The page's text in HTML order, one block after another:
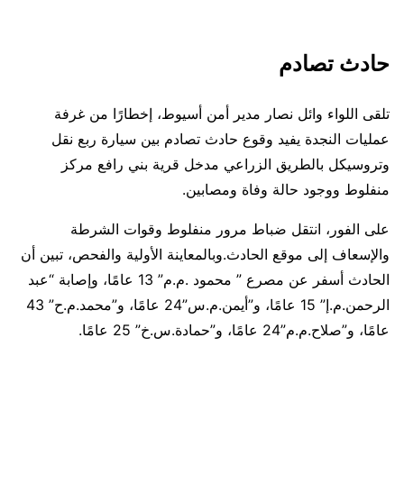
حادث تصادم
تلقى اللواء وائل نصار مدير أمن أسيوط، إخطارًا من غرفة
عمليات النجدة يفيد وقوع حادث تصادم بين سيارة ربع نقل
وتروسيكل بالطريق الزراعي مدخل قرية بني رافع مركز
منفلوط ووجود حالة وفاة ومصابين.
على الفور، انتقل ضباط مرور منفلوط وقوات الشرطة
والإسعاف إلى موقع الحادث.وبالمعاينة الأولية والفحص، تبين أن
الحادث أسفر عن مصرع ” محمود .م.م” 13 عامًا، وإصابة “عبد
الرحمن.م.إ” 15 عامًا، و”أيمن.م.س”24 عامًا، و”محمد.م.ح” 43
عامًا، و”صلاح.م.م”24 عامًا، و”حمادة.س.خ” 25 عامًا.